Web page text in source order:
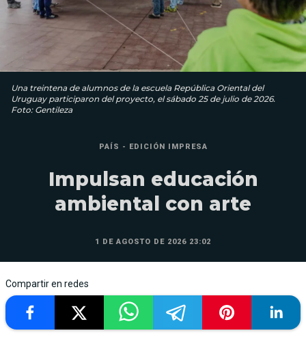
Una treintena de alumnos de la escuela República Oriental del
Uruguay participaron del proyecto, el sábado 25 de julio de 2026.
Foto: Gentileza
PAÍS - EDICIÓN IMPRESA
Impulsan educación
ambiental con arte
1 DE AGOSTO DE 2026 23:02
Compartir en redes